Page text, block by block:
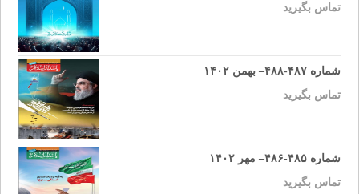
تماس بگیرید
شماره ۴۸۷-۴۸۸– بهمن ۱۴۰۲
تماس بگیرید
شماره ۴۸۵-۴۸۶– مهر ۱۴۰۲
تماس بگیرید